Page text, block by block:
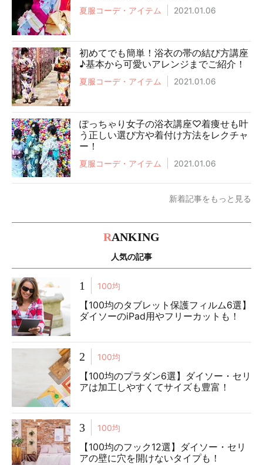
夏服コーデ・アイテム 2021.01.06
初めてでも簡単！浴衣の帯の結び方講座
♪基本から可愛いアレンジまでご紹介！
夏服コーデ・アイテム 2021.01.06
ぽっちゃり女子の浴衣講座♡着痩せも叶
う正しい選び方や着付け方法をレクチャ
ー！
夏服コーデ・アイテム 2021.01.06
新着記事をもっと見る
RANKING
人気の記事
1 100均
【100均のタブレット保護フィルム6選】
ダイソーのiPad用やフリーカットも！
2 100均
【100均のプラダン6選】ダイソー・セリ
アは加工しやすくてサイズも豊富！
3 100均
【100均のフック12選】ダイソー・セリ
アの壁に穴を開けないタイプも！